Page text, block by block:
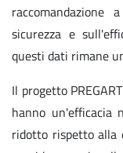
sicurezza e
questi dati rimane
Il progetto
hanno un'efficacia
ridotto rispetto alla